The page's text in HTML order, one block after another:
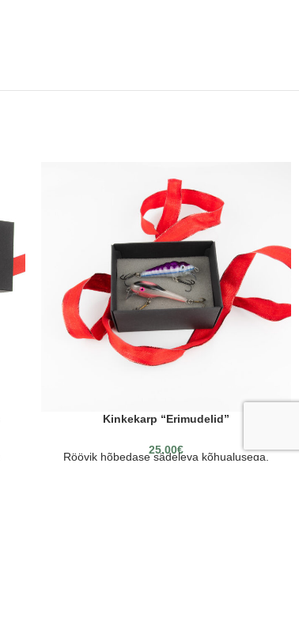
Kinkekarp “Erimudelid”
25.00€
Röövik hõbedase sädeleva kõhualusega,